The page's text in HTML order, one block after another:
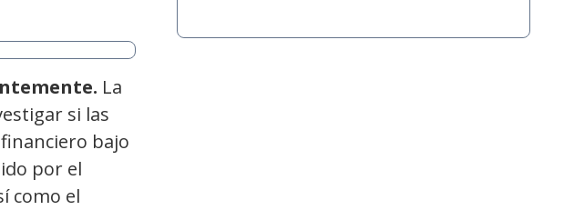
La
si las
bajo
por el
como el